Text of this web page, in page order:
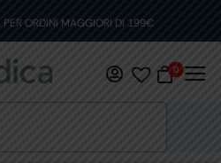
PER ORDINI MAGGIORI DI 199€
0